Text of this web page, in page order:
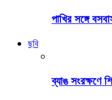
পাখির সঙ্গে
ছবি
ব্যাঙ সংরক্ষণে